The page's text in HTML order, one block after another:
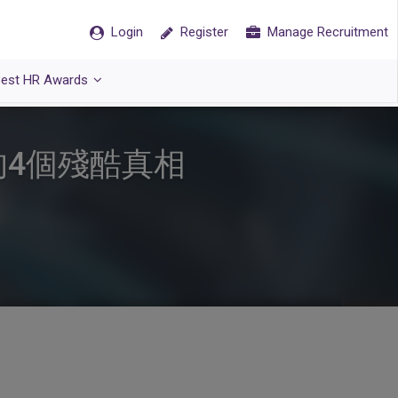
Login Register Manage Recruitment
HR Awards
個殘酷真相